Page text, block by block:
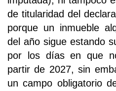
de titularidad del
porque un inmueble
del año sigue estando
por los días en que
partir de 2027, sin
un campo obligatorio